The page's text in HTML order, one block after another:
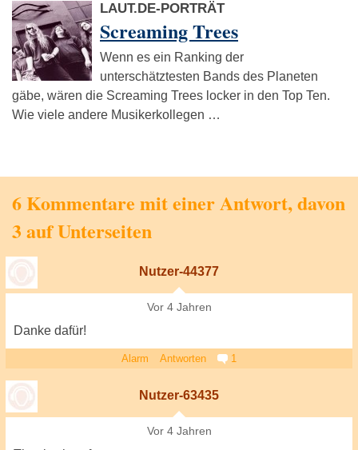
LAUT.DE-PORTRÄT
Screaming Trees
Wenn es ein Ranking der
unterschätztesten Bands des Planeten
gäbe, wären die Screaming Trees locker in den Top Ten.
Wie viele andere Musikerkollegen …
6 Kommentare mit einer Antwort, davon
3 auf Unterseiten
Nutzer-44377
Vor 4 Jahren
Danke dafür!
Alarm Antworten 1
Nutzer-63435
Vor 4 Jahren